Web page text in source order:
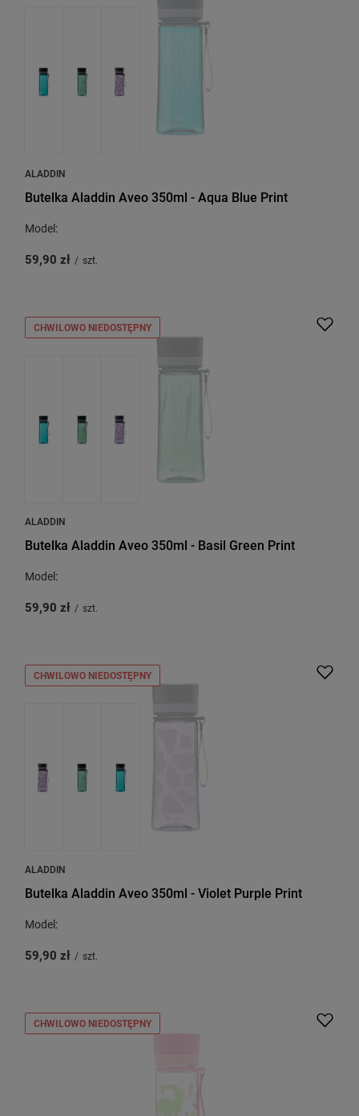
ALADDIN
Butelka Aladdin Aveo 350ml - Aqua Blue Print
Model:
59,90 zł / szt.
CHWILOWO NIEDOSTĘPNY
ALADDIN
Butelka Aladdin Aveo 350ml - Basil Green Print
Model:
59,90 zł / szt.
CHWILOWO NIEDOSTĘPNY
ALADDIN
Butelka Aladdin Aveo 350ml - Violet Purple Print
Model:
59,90 zł / szt.
CHWILOWO NIEDOSTĘPNY